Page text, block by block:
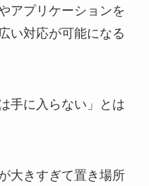
アプリケーションを
い対応が可能になる
手に入らない」とは
大きすぎて置き場所